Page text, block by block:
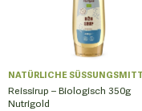
NATÜRLICHE
Reissirup – Biologisch 350g
Nutrigold